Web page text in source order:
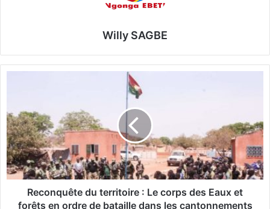
Willy SAGBE
o
n
q
u
ê
t
Reconquête du territoire : Le corps des Eaux et
forêts en ordre de bataille dans les cantonnements